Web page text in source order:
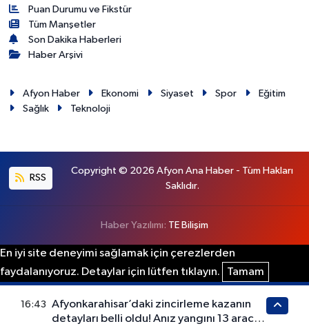
Puan Durumu ve Fikstür
Tüm Manşetler
Son Dakika Haberleri
Haber Arşivi
Afyon Haber Ekonomi Siyaset Spor
Eğitim
Sağlık
Teknoloji
RSS
Copyright © 2026 Afyon Ana Haber - Tüm Hakları
Saklıdır.
Haber Yazılımı: TE Bilişim
En iyi site deneyimi sağlamak için çerezlerden
faydalanıyoruz. Detaylar için lütfen tıklayın.
Tamam
16:43
Afyonkarahisar’daki zincirleme kazanın
detayları belli oldu! Anız yangını 13 aracı